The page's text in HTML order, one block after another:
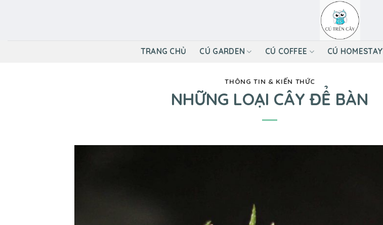
TRANG CHỦ CÚ GARDEN CÚ COFFEE CÚ HOMESTAY
THÔNG TIN & KIẾN THỨC
NHỮNG LOẠI CÂY ĐỂ BÀN